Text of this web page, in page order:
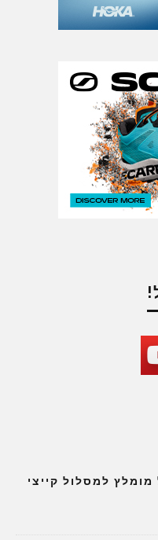
למסלול קייצי